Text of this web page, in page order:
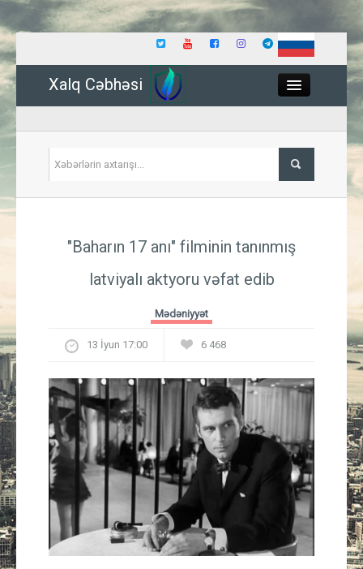
Xalq Cəbhəsi
İqtisadiyyat
Güney Azərbaycan
Mədəniyyət
Müsahibə
Layihə
"Baharın 17 anı" filminin tanınmış
latviyalı aktyoru vəfat edib
Mədəniyyət
13 İyun 17:00 6 468